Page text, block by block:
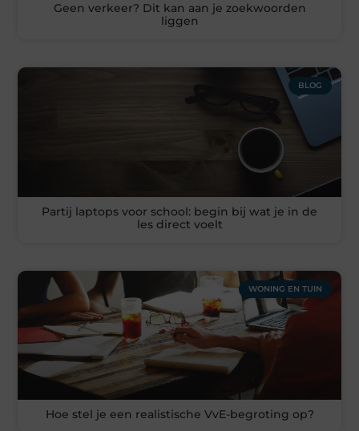
Geen verkeer? Dit kan aan je zoekwoorden
liggen
BLOG
Partij laptops voor school: begin bij wat je in de
les direct voelt
WONING EN TUIN
Hoe stel je een realistische VvE-begroting op?